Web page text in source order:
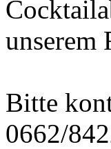
unserem
Bitte
0662/